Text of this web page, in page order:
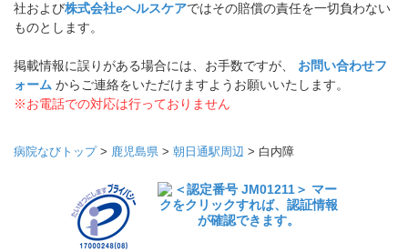
社および株式会社eヘルスケアではその賠償の責任を一切負わない
ものとします。
掲載情報に誤りがある場合には、お手数ですが、 お問い合わせフ
ォーム からご連絡をいただけますようお願いいたします。
※お電話での対応は行っておりません
病院なびトップ> 鹿児島県 > 朝日通駅周辺 > 白内障